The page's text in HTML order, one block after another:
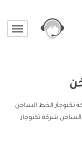
تكنوجاز الخط الساخن
شركة تكنوجاز